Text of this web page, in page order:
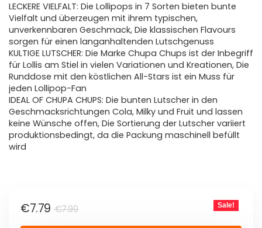
LECKERE VIELFALT: Die Lollipops in 7 Sorten bieten bunte
Vielfalt und überzeugen mit ihrem typischen,
unverkennbaren Geschmack, Die klassischen Flavours
sorgen für einen langanhaltenden Lutschgenuss
KULTIGE LUTSCHER: Die Marke Chupa Chups ist der Inbegriff
für Lollis am Stiel in vielen Variationen und Kreationen, Die
Runddose mit den köstlichen All-Stars ist ein Muss für
jeden Lollipop-Fan
IDEAL OF CHUPA CHUPS: Die bunten Lutscher in den
Geschmacksrichtungen Cola, Milky und Fruit und lassen
keine Wünsche offen, Die Sortierung der Lutscher variiert
produktionsbedingt, da die Packung maschinell befüllt
wird
€7.99
€7.79 Sale!